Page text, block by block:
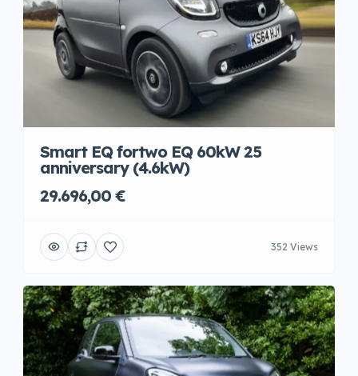
Smart EQ fortwo EQ 60kW 25
anniversary (4.6kW)
29.696,00 €
352 Views